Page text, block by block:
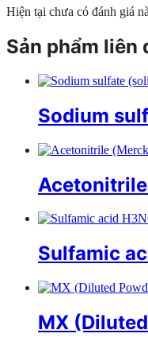
Hiện tại chưa có đánh giá
Sản phẩm liên
Sodium
Sulfamic
MX